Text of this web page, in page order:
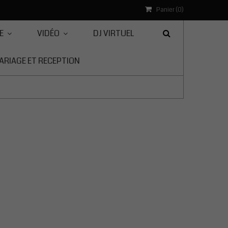
Panier (0)
VIDÉO DJ VIRTUEL
ET RECEPTION